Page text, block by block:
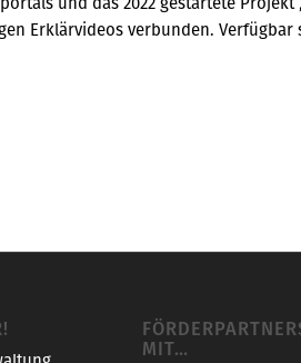
Erklärvideos verbunden.
MIT…